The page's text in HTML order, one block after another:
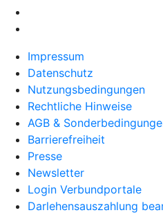
Impressum
Datenschutz
Nutzungsbedingungen
Rechtliche Hinweise
AGB &
Barrierefreiheit
Presse
Newsletter
Login Verbundportale
Darlehensauszahlung